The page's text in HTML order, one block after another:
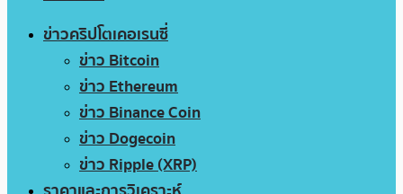
ข่าวคริปโตเคอเรนซี่
ข่าว Bitcoin
ข่าว Ethereum
ข่าว Binance Coin
ข่าว Dogecoin
ข่าว Ripple (XRP)